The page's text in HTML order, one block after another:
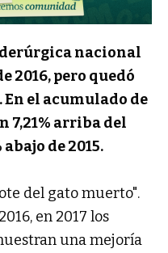
nacional
2016, pero quedó
En el acumulado de
7,21% arriba del
de 2015.
del gato muerto".
en 2017 los
una mejoría